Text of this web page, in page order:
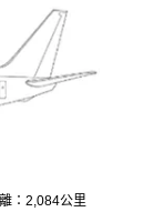
：2,084公里